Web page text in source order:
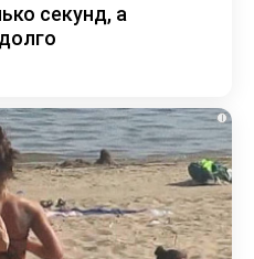
секунд, а
i